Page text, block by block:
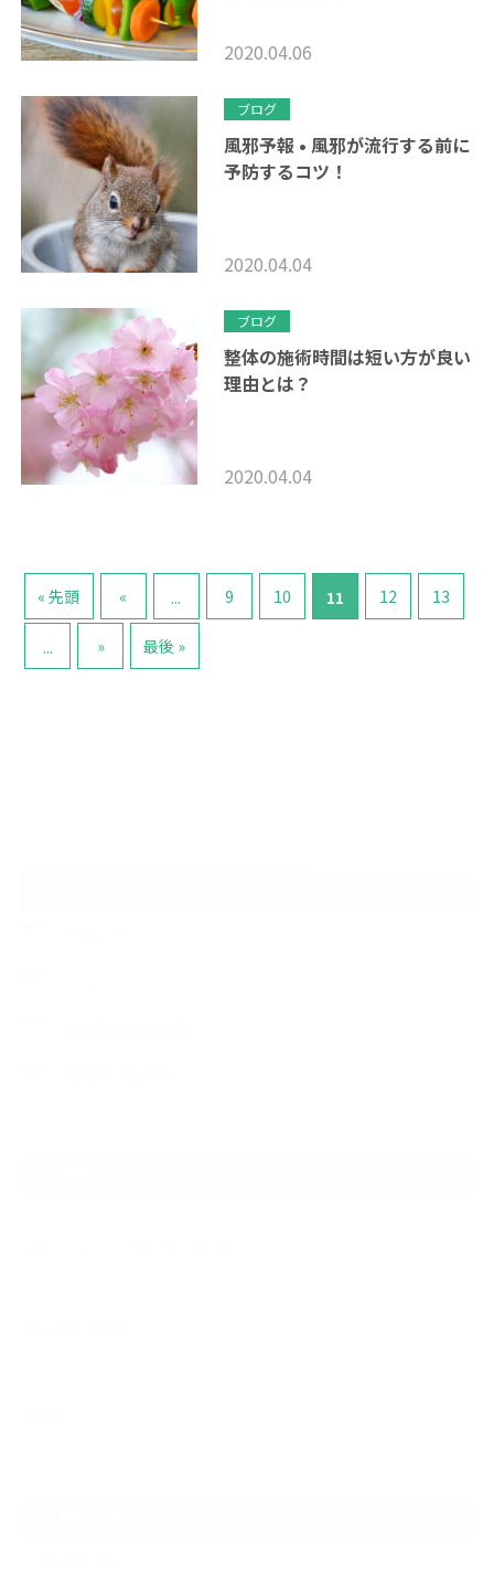
2020.04.06
ブログ
風邪予報 • 風邪が流行する前に
予防するコツ！
2020.04.04
ブログ
整体の施術時間は短い方が良い
理由とは？
2020.04.04
« 先頭 « ... 9 10 11 12 13
... » 最後 »